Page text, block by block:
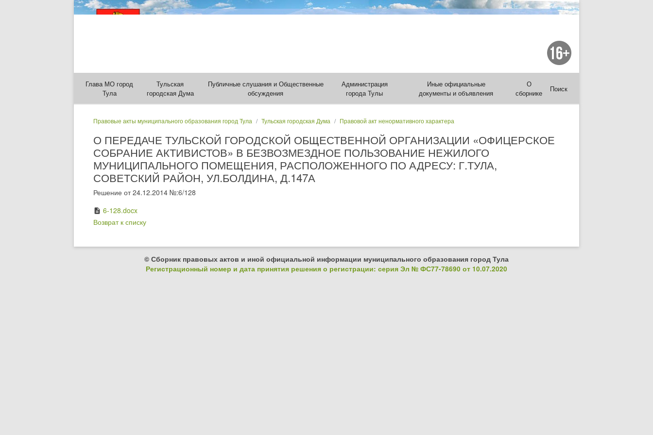
Глава МО город
Тула
Тульская
городская Дума
Публичные слушания и Общественные
обсуждения
Администрация
города Тулы
Иные официальные
документы и объявления
О
сборнике
Поиск
Правовые акты муниципального образования город Тула Тульская городская Дума Правовой акт ненормативного характера
О ПЕРЕДАЧЕ ТУЛЬСКОЙ ГОРОДСКОЙ ОБЩЕСТВЕННОЙ ОРГАНИЗАЦИИ «ОФИЦЕРСКОЕ
СОБРАНИЕ АКТИВИСТОВ» В БЕЗВОЗМЕЗДНОЕ ПОЛЬЗОВАНИЕ НЕЖИЛОГО
МУНИЦИПАЛЬНОГО ПОМЕЩЕНИЯ, РАСПОЛОЖЕННОГО ПО АДРЕСУ: Г.ТУЛА,
СОВЕТСКИЙ РАЙОН, УЛ.БОЛДИНА, Д.147А
Решение от 24.12.2014 №:6/128
description 6-128.docx
Возврат к списку
© Сборник правовых актов и иной официальной информации муниципального образования город Тула
Регистрационный номер и дата принятия решения о регистрации: серия Эл № ФС77-78690 от 10.07.2020